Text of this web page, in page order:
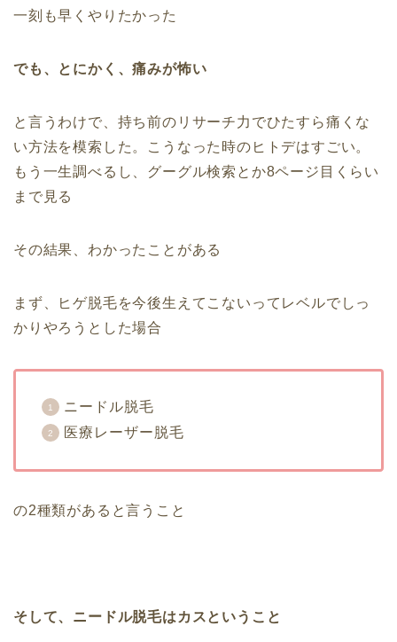
一刻も早くやりたかった
でも、とにかく、痛みが怖い
と言うわけで、持ち前のリサーチ力でひたすら痛くな
い方法を模索した。こうなった時のヒトデはすごい。
もう一生調べるし、グーグル検索とか8ページ目くらい
まで見る
その結果、わかったことがある
まず、ヒゲ脱毛を今後生えてこないってレベルでしっ
かりやろうとした場合
ニードル脱毛
医療レーザー脱毛
の2種類があると言うこと
そして、ニードル脱毛はカスということ